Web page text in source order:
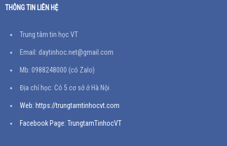
THÔNG TIN LIÊN HỆ
Trung tâm tin học VT
Email: daytinhoc.net@gmail.com
Mb: 0988248000 (có Zalo)
Địa chỉ học: Có 5 cơ sở ở Hà Nội
Web: https://trungtamtinhocvt.com
Facebook Page: TrungtamTinhocVT